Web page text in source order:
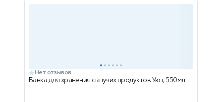
Нет отзывов
Банка для хранения сыпучих продуктов Уют, 550мл